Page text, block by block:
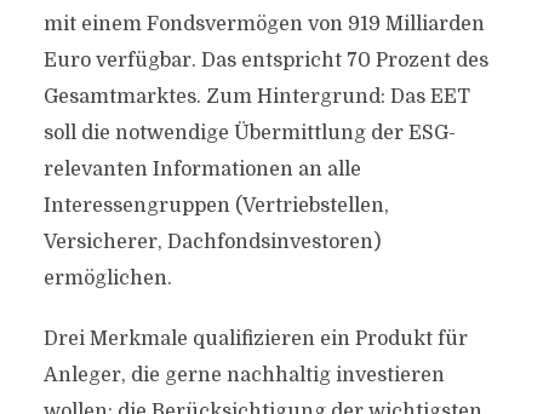
mit einem Fondsvermögen von 919 Milliarden
Euro verfügbar. Das entspricht 70 Prozent des
Gesamtmarktes. Zum Hintergrund: Das EET
soll die notwendige Übermittlung der ESG-
relevanten Informationen an alle
Interessengruppen (Vertriebstellen,
Versicherer, Dachfondsinvestoren)
ermöglichen.
Drei Merkmale qualifizieren ein Produkt für
Anleger, die gerne nachhaltig investieren